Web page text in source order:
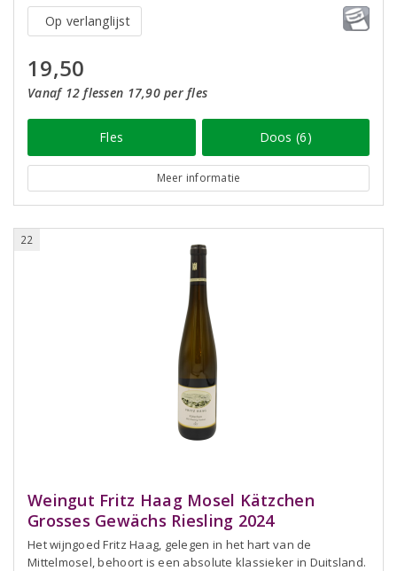
Op verlanglijst
19,50
Vanaf 12 flessen 17,90 per fles
Fles Doos (6)
Meer informatie
22
Weingut Fritz Haag Mosel Kätzchen
Grosses Gewächs Riesling 2024
Het wijngoed Fritz Haag, gelegen in het hart van de
Mittelmosel, behoort is een absolute klassieker in Duitsland.